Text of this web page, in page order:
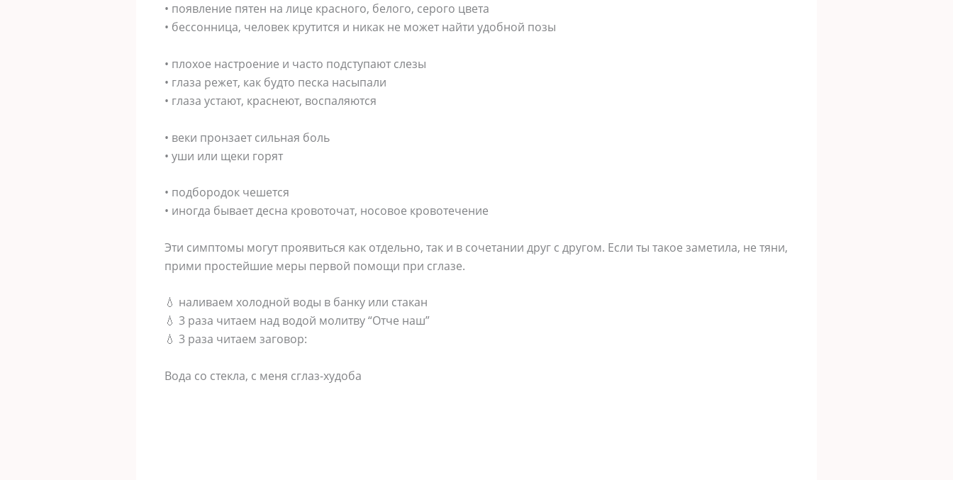
• появление пятен на лице красного, белого, серого цвета
• бессонница, человек крутится и никак не может найти удобной позы
• плохое настроение и часто подступают слезы
• глаза режет, как будто песка насыпали
• глаза устают, краснеют, воспаляются
• веки пронзает сильная боль
• уши или щеки горят
• подбородок чешется
• иногда бывает десна кровоточат, носовое кровотечение
Эти симптомы могут проявиться как отдельно, так и в сочетании друг с другом. Если ты такое заметила, не тяни,
прими простейшие меры первой помощи при сглазе.
💧 наливаем холодной воды в банку или стакан
💧 3 раза читаем над водой молитву “Отче наш”
💧 3 раза читаем заговор:
Вода со стекла, с меня сглаз-худоба